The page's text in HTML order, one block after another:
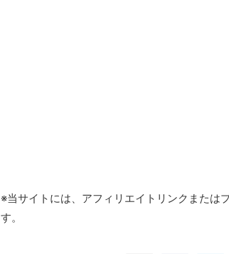
※当サイトには、アフィリエイトリンクまたは
す。